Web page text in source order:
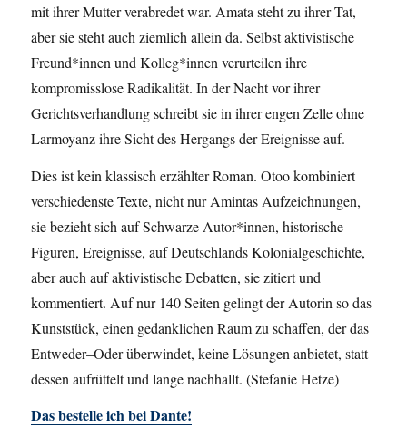
mit ihrer Mutter verabredet war. Amata steht zu ihrer Tat,
aber sie steht auch ziemlich allein da. Selbst aktivistische
Freund*innen und Kolleg*innen verurteilen ihre
kompromisslose Radikalität. In der Nacht vor ihrer
Gerichtsverhandlung schreibt sie in ihrer engen Zelle ohne
Larmoyanz ihre Sicht des Hergangs der Ereignisse auf.
Dies ist kein klassisch erzählter Roman. Otoo kombiniert
verschiedenste Texte, nicht nur Amintas Aufzeichnungen,
sie bezieht sich auf Schwarze Autor*innen, historische
Figuren, Ereignisse, auf Deutschlands Kolonialgeschichte,
aber auch auf aktivistische Debatten, sie zitiert und
kommentiert. Auf nur 140 Seiten gelingt der Autorin so das
Kunststück, einen gedanklichen Raum zu schaffen, der das
Entweder–Oder überwindet, keine Lösungen anbietet, statt
dessen aufrüttelt und lange nachhallt. (Stefanie Hetze)
Das bestelle ich bei Dante!